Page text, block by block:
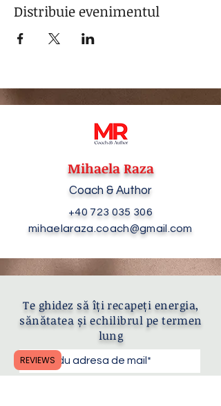
Distribuie evenimentul
Mihaela Raza
Coach & Author
+40 723 035 306
mihaelaraza.coach@gmail.com
Te ghidez să îți recapeți energia,
sănătatea și echilibrul pe termen
lung
REVIEWS